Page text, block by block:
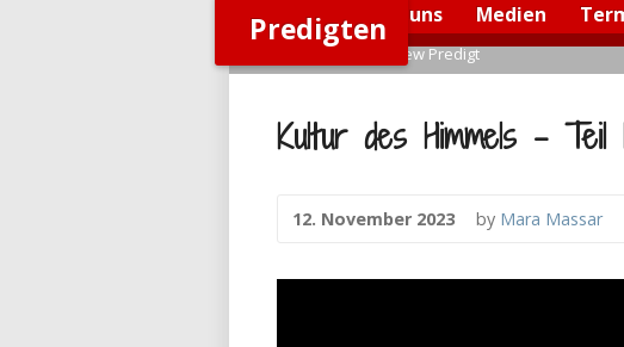
Home Über uns Medien
Predigten
Predigten View Predigt
Kultur des Himmels – Teil
12. November 2023 by Mara Massar